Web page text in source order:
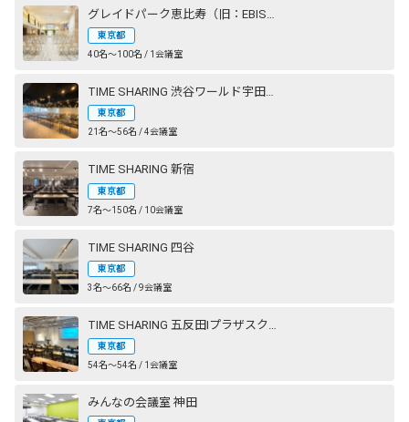
グレイドパーク恵比寿（旧：EBISU SHOW ROOM［エビスショールーム］）
東京都
40名〜100名 / 1会議室
TIME SHARING 渋谷ワールド宇田川ビル
東京都
21名〜56名 / 4会議室
TIME SHARING 新宿
東京都
7名〜150名 / 10会議室
TIME SHARING 四谷
東京都
3名〜66名 / 9会議室
東京都
54名〜54名 / 1会議室
みんなの会議室 神田